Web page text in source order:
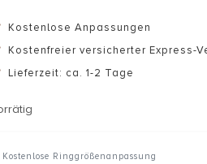
Kostenlose Anpassungen
Kostenfreier versicherter Express-
Lieferzeit: ca. 1-2 Tage
Kostenlose Ringgrößenanpassung